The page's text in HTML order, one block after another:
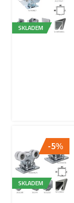
SKLADEM
-5%
SKLADEM